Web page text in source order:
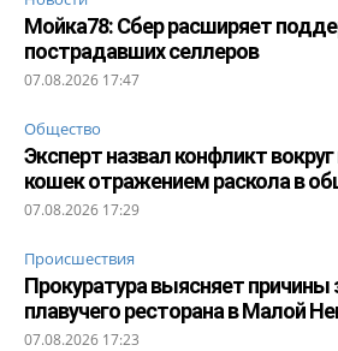
Мойка78: Сбер расширяет
пострадавших селлеров
07.08.2026 17:47
Общество
Эксперт назвал конфликт
кошек отражением раскола в
07.08.2026 17:29
Происшествия
Прокуратура выясняет причины
плавучего ресторана в Малой
07.08.2026 17:23